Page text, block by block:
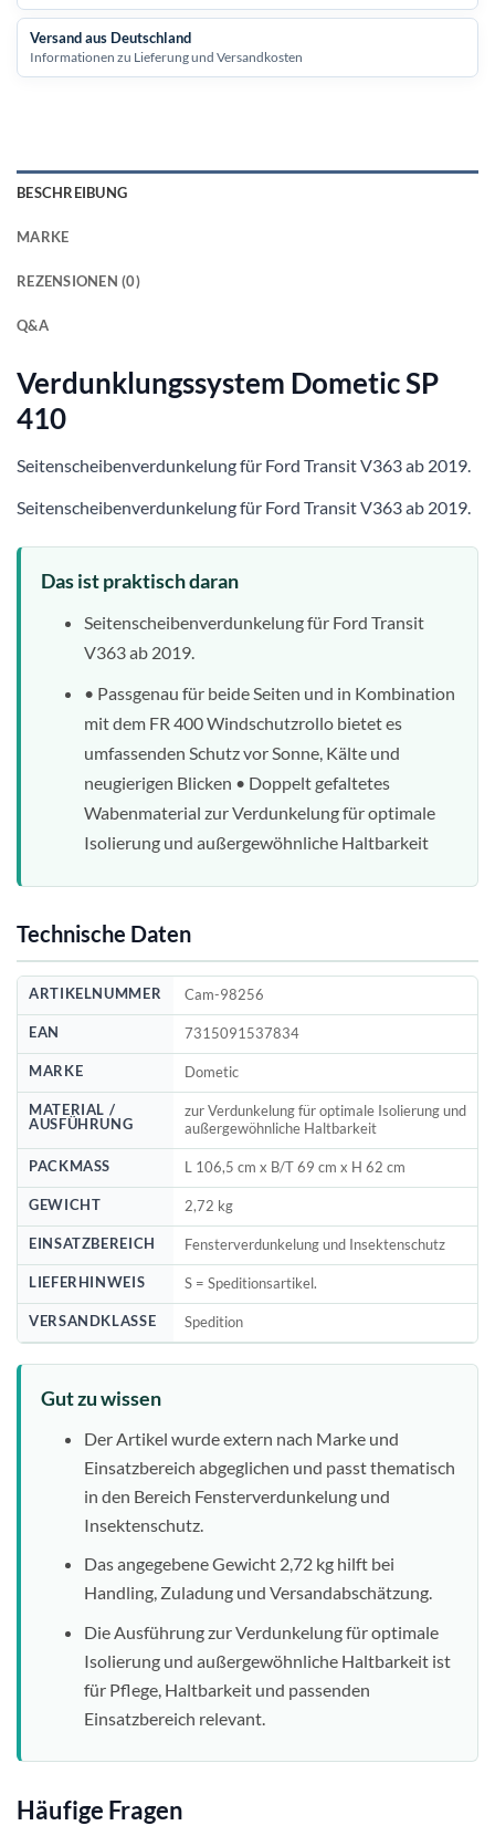
Versand aus Deutschland
Informationen zu Lieferung und Versandkosten
BESCHREIBUNG
MARKE
REZENSIONEN (0)
Q&A
Verdunklungssystem Dometic SP
410
Seitenscheibenverdunkelung für Ford Transit V363 ab 2019.
Seitenscheibenverdunkelung für Ford Transit V363 ab 2019.
Das ist praktisch daran
Seitenscheibenverdunkelung für Ford Transit
V363 ab 2019.
• Passgenau für beide Seiten und in Kombination
mit dem FR 400 Windschutzrollo bietet es
umfassenden Schutz vor Sonne, Kälte und
neugierigen Blicken • Doppelt gefaltetes
Wabenmaterial zur Verdunkelung für optimale
Isolierung und außergewöhnliche Haltbarkeit
Technische Daten
ARTIKELNUMMER Cam-98256
EAN 7315091537834
MARKE Dometic
MATERIAL /
AUSFÜHRUNG
zur Verdunkelung für optimale Isolierung und
außergewöhnliche Haltbarkeit
PACKMASS L 106,5 cm x B/T 69 cm x H 62 cm
GEWICHT 2,72 kg
EINSATZBEREICH Fensterverdunkelung und Insektenschutz
LIEFERHINWEIS S = Speditionsartikel.
VERSANDKLASSE Spedition
Gut zu wissen
Der Artikel wurde extern nach Marke und
Einsatzbereich abgeglichen und passt thematisch
in den Bereich Fensterverdunkelung und
Insektenschutz.
Das angegebene Gewicht 2,72 kg hilft bei
Handling, Zuladung und Versandabschätzung.
Die Ausführung zur Verdunkelung für optimale
Isolierung und außergewöhnliche Haltbarkeit ist
für Pflege, Haltbarkeit und passenden
Einsatzbereich relevant.
Häufige Fragen